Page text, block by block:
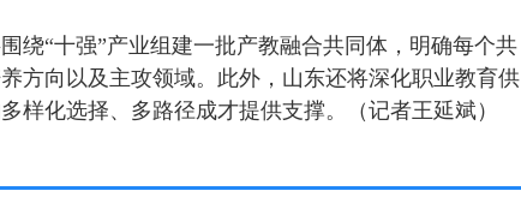
绕“十强”产业组建一批产教融合共同体，明确每个共
方向以及主攻领域。此外，山东还将深化职业教育供
样化选择、多路径成才提供支撑。（记者王延斌）